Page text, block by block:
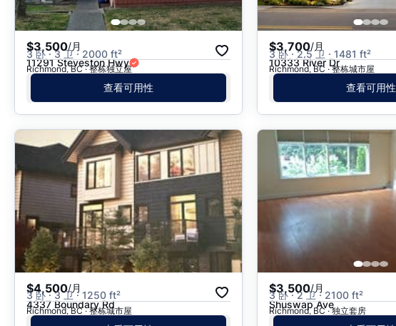
$3,500/月
3 卧 · 3 卫 · 2000 ft²
11291 Steveston Hwy
Richmond, BC · 整栋独立屋
查看可用性
$3,700/月
3 卧 · 2.5 卫 · 1481 ft²
10333 River Dr
Richmond, BC · 整栋城市屋
查看可用性
$4,500/月
3 卧 · 3 卫 · 1250 ft²
4337 Boundary Rd
Richmond, BC · 整栋城市屋
$3,500/月
3 卧 · 2 卫 · 2100 ft²
Shuswap Ave
Richmond, BC · 独立套房